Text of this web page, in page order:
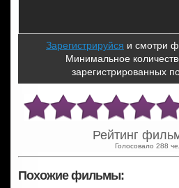
Зарегистрируйся и смотри
Минимальное
зарегистрированных
Рейтинг
Голосовало 288
Похожие фильмы: